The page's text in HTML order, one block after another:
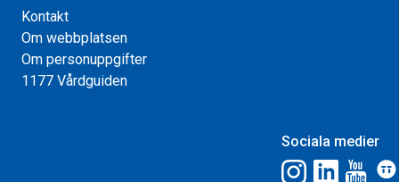
Kontakt
Om webbplatsen
Om personuppgifter
1177 Vårdguiden
Sociala medier